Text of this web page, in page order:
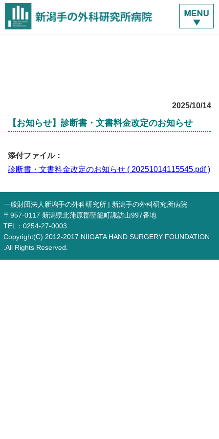
2025/10/14
【お知らせ】診断書・文書料金改定のお知らせ
添付ファイル：
診断書・文書料金改定のお知らせ ( 20251014115545.pdf )
一般財団法人新潟手の外科研究所 | 新潟手の外科研究所病院
〒957-0117 新潟県北蒲原郡聖籠町諏訪山997番地
TEL：0254-27-0003
Copyright(C) 2012-2017 NIIGATA HAND SURGERY FOUNDATION
.All Rights Reserved.